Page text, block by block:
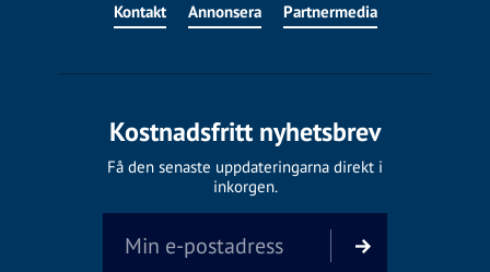
Kontakt Annonsera Partnermedia
Kostnadsfritt nyhetsbrev
Få den senaste uppdateringarna direkt i
inkorgen.